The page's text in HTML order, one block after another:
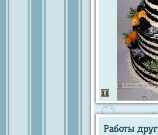
Работы